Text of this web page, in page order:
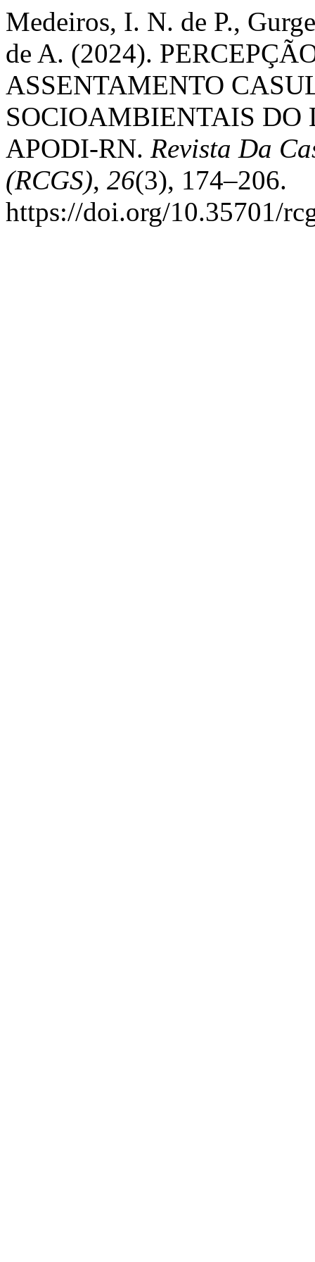
Medeiros, I. N. de P.,
de A. (2024).
ASSENTAMENTO
SOCIOAMBIENTAIS
APODI-RN. Revista Da
(RCGS), 26(3), 174–206.
https://doi.org/10.35701/